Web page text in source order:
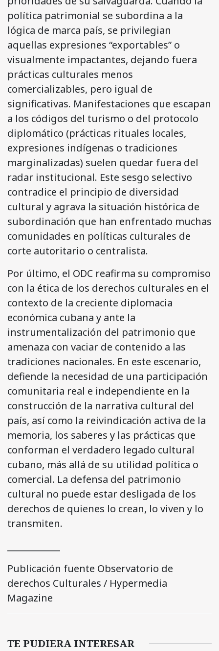
política patrimonial se subordina a la
lógica de marca país, se privilegian
aquellas expresiones “exportables” o
visualmente impactantes, dejando fuera
prácticas culturales menos
comercializables, pero igual de
significativas. Manifestaciones que escapan
a los códigos del turismo o del protocolo
diplomático (prácticas rituales locales,
expresiones indígenas o tradiciones
marginalizadas) suelen quedar fuera del
radar institucional. Este sesgo selectivo
contradice el principio de diversidad
cultural y agrava la situación histórica de
subordinación que han enfrentado muchas
comunidades en políticas culturales de
corte autoritario o centralista.
Por último, el ODC reafirma su compromiso
con la ética de los derechos culturales en el
contexto de la creciente diplomacia
económica cubana y ante la
instrumentalización del patrimonio que
amenaza con vaciar de contenido a las
tradiciones nacionales. En este escenario,
defiende la necesidad de una participación
comunitaria real e independiente en la
construcción de la narrativa cultural del
país, así como la reivindicación activa de la
memoria, los saberes y las prácticas que
conforman el verdadero legado cultural
cubano, más allá de su utilidad política o
comercial. La defensa del patrimonio
cultural no puede estar desligada de los
derechos de quienes lo crean, lo viven y lo
transmiten.
Publicación fuente Observatorio de
derechos Culturales / Hypermedia
Magazine
TE PUDIERA INTERESAR